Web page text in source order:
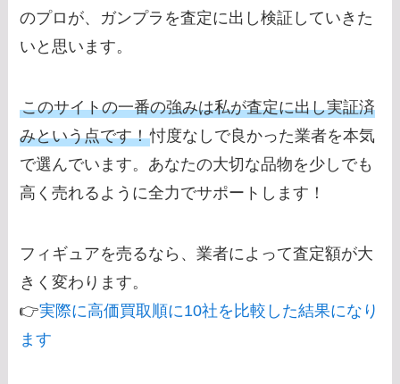
のプロが、ガンプラを査定に出し検証していきた
いと思います。
このサイトの一番の強みは私が査定に出し実証済
みという点です！忖度なしで良かった業者を本気
で選んでいます。あなたの大切な品物を少しでも
高く売れるように全力でサポートします！
フィギュアを売るなら、業者によって査定額が大
きく変わります。
👉実際に高価買取順に10社を比較した結果になり
ます